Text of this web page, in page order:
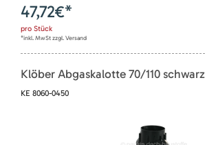
47,72€*
pro Stück
*inkl. MwSt zzgl. Versand
Klöber Abgaskalotte 70/110 schwarz
KE 8060-0450